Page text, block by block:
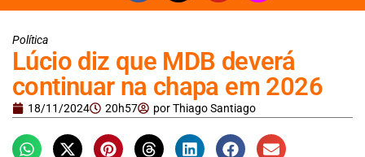
Política
Lúcio diz que MDB deverá
continuar na chapa em 2026
18/11/2024 20h57 porThiago Santiago